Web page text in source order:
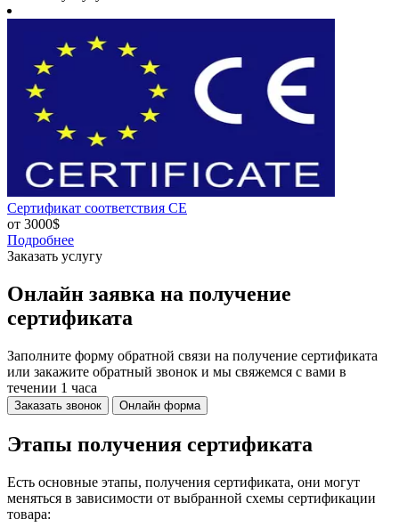
Сертификат соответствия CE
от 3000$
Подробнее
Заказать услугу
Онлайн заявка на получение
сертификата
Заполните форму обратной связи на получение сертификата
или закажите обратный звонок и мы свяжемся с вами в
течении 1 часа
Заказать звонок Онлайн форма
Этапы получения сертификата
Есть основные этапы, получения сертификата, они могут
меняться в зависимости от выбранной схемы сертификации
товара: